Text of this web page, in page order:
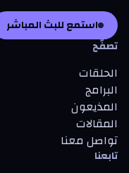
استمع للبث المباشر
تصفّح
الحلقات
البرامج
المذيعون
المقالات
تواصل معنا
تابعنا